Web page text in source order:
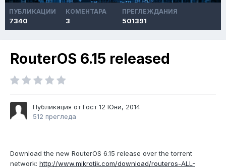
ПУБЛИКАЦИИ
7340
КОМЕНТАРА
3
ПРЕГЛЕЖДАНИЯ
501391
RouterOS 6.15 released
Публикация от Гост12 Юни, 2014
512 прегледа
Download the new RouterOS 6.15 release over the torrent
network: http://www.mikrotik.com/download/routeros-ALL-